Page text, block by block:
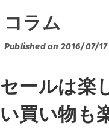
コラム
Published on 2016/07/17
セールは楽
い買い物も